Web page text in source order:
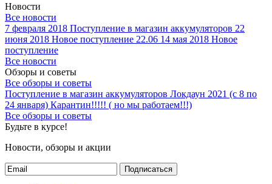
Новости
Все новости
7 февраля 2018 Поступление в магазин аккумуляторов 22
июня 2018 Новое поступление 22.06 14 мая 2018 Новое
поступление
Все новости
Обзоры и советы
Все обзоры и советы
Поступление в магазин аккумуляторов Локдаун 2021 (с 8 по
24 января) Карантин!!!!! ( но мы работаем!!!)
Все обзоры и советы
Будьте в курсе!
Новости, обзоры и акции
Подписаться